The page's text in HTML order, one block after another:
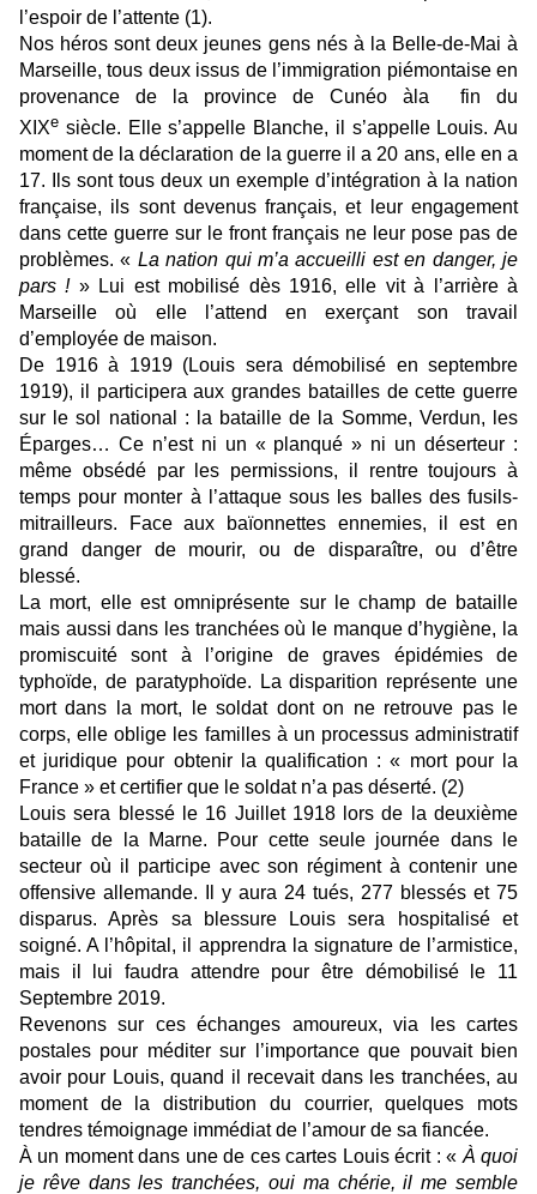
l’espoir de l’attente (1).
Nos héros sont deux jeunes gens nés à la Belle-de-Mai à
Marseille, tous deux issus de l’immigration piémontaise en
provenance de la province de Cunéo àla fin du
XIXe siècle. Elle s’appelle Blanche, il s’appelle Louis. Au
moment de la déclaration de la guerre il a 20 ans, elle en a
17. Ils sont tous deux un exemple d’intégration à la nation
française, ils sont devenus français, et leur engagement
dans cette guerre sur le front français ne leur pose pas de
problèmes. « La nation qui m’a accueilli est en danger, je
pars !» Lui est mobilisé dès 1916, elle vit à l’arrière à
Marseille où elle l’attend en exerçant son travail
d’employée de maison.
De 1916 à 1919 (Louis sera démobilisé en septembre
1919), il participera aux grandes batailles de cette guerre
sur le sol national : la bataille de la Somme, Verdun, les
Éparges… Ce n’est ni un « planqué » ni un déserteur :
même obsédé par les permissions, il rentre toujours à
temps pour monter à l’attaque sous les balles des fusils-
mitrailleurs. Face aux baïonnettes ennemies, il est en
grand danger de mourir, ou de disparaître, ou d’être
blessé.
La mort, elle est omniprésente sur le champ de bataille
mais aussi dans les tranchées où le manque d’hygiène, la
promiscuité sont à l’origine de graves épidémies de
typhoïde, de paratyphoïde. La disparition représente une
mort dans la mort, le soldat dont on ne retrouve pas le
corps, elle oblige les familles à un processus administratif
et juridique pour obtenir la qualification : « mort pour la
France » et certifier que le soldat n’a pas déserté. (2)
Louis sera blessé le 16 Juillet 1918 lors de la deuxième
bataille de la Marne. Pour cette seule journée dans le
secteur où il participe avec son régiment à contenir une
offensive allemande. I
l y aura 24 tués, 277 blessés et 75
disparus. Après sa blessure Louis sera hospitalisé et
soigné. A l’hôpital, il apprendra la signature de l’armistice,
mais il lui faudra attendre pour être démobilisé le 11
Septembre 2019.
Revenons sur ces échanges amoureux, via les cartes
postales pour méditer sur l’importance que pouvait bien
avoir pour Louis, quand il recevait dans les tranchées, au
moment de la distribution du courrier, quelques mots
tendres témoignage immédiat de l’amour de sa fiancée.
À un moment dans une de ces cartes Louis écrit : « À quoi
je rêve dans les tranchées, oui ma chérie, il me semble